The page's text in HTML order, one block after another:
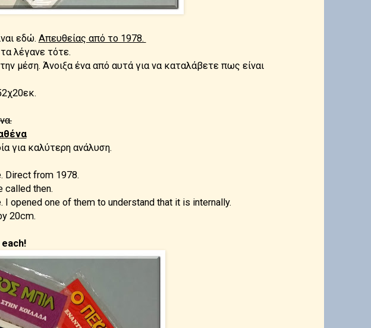
εδώ. Απευθείας από το 1978.
λέγανε τότε.
μέση. Άνοιξα ένα από αυτά για να καταλάβετε πως είναι
για καλύτερη ανάλυση.
Direct from 1978.
called then.
opened one of them to understand that it is internally.
20cm.